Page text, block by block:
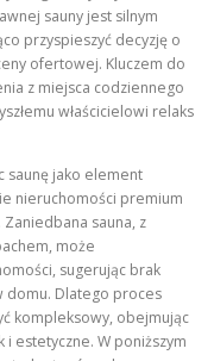
sauny jest silnym
przyspieszyć decyzję o
ofertowej. Kluczem do
z miejsca codziennego
właścicielowi relaks
saunę jako element
nieruchomości premium
sauna, z
może
sugerując brak
domu. Dlatego proces
kompleksowy, obejmując
estetyczne. W poniższym